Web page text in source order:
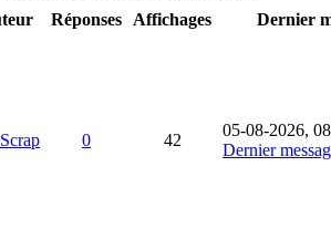
Réponses Affichages
Dernier
0 42
05-08-2026,
Dernier